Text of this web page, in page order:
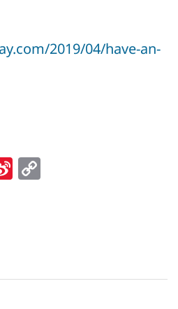
2019/04/have-an-
Si
b n